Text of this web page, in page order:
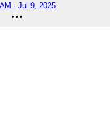
· Jul 9, 2025